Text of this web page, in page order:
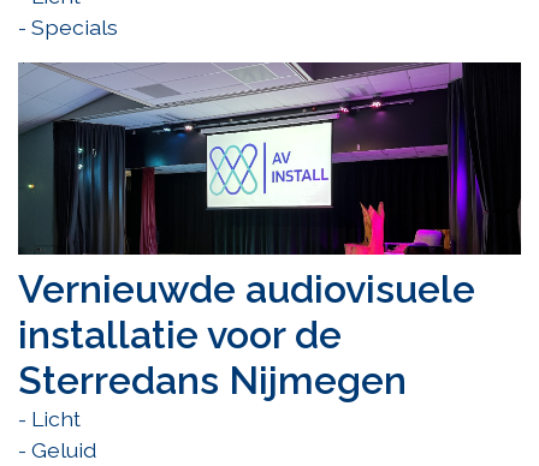
- Specials
Vernieuwde audiovisuele
installatie voor de
Sterredans Nijmegen
- Licht
- Geluid